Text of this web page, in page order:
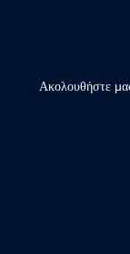
Ακολουθήστε